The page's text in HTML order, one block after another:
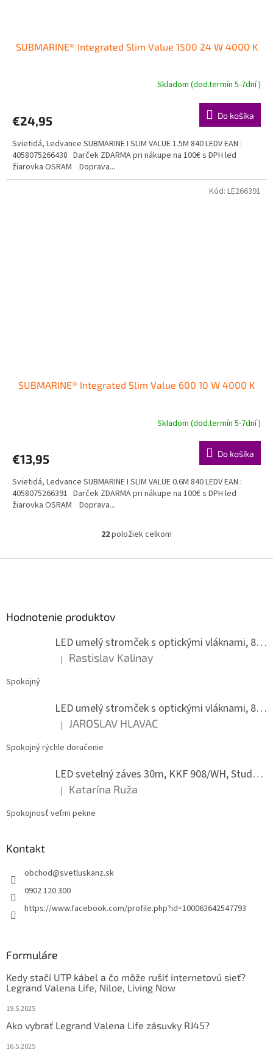
SUBMARINE® Integrated Slim Value 1500 24 W 4000 K
Skladom (dod.termín 5-7dní )
€24,95 Do košíka
Svietidá, Ledvance SUBMARINE I SLIM VALUE 1.5M 840 LEDV EAN :
4058075266438 Darček ZDARMA pri nákupe na 100€ s DPH led
žiarovka OSRAM Doprava...
SUBMARINE® Integrated Slim Value 600 10 W 4000 K
Skladom (dod.termín 5-7dní )
€13,95 Do košíka
Svietidá, Ledvance SUBMARINE I SLIM VALUE 0.6M 840 LEDV EAN :
4058075266391 Darček ZDARMA pri nákupe na 100€ s DPH led
žiarovka OSRAM Doprava...
Kód: LE266391
O
l
p
r
v
ý
p
22položiek celkom
Hodnotenie produktov
LED umelý stromček s optickými vláknami, 80 cm
Hodnotenie produktu je 5 z 5 hviezdičiek.
| Rastislav Kalinay
Spokojný
LED umelý stromček s optickými vláknami, 80 cm
Hodnotenie produktu je 5 z 5 hviezdičiek.
| JAROSLAV HLAVAC
Spokojný rýchle doručenie
LED svetelný záves 30m, KKF 908/WH, Studená biela
Hodnotenie produktu je 5 z 5 hviezdičiek.
| Katarína Ruža
Spokojnosť veľmi pekne
Kontakt
obchod@svetluskanz.sk
0902 120 300
https://www.facebook.com/profile.php?id=100063642547793
Formuláre
Kedy stačí UTP kábel a čo môže rušiť internetovú sieť?
Legrand Valena Life, Niloe, Living Now
19.5.2025
Ako vybrať Legrand Valena Life zásuvky RJ45?
16.5.2025